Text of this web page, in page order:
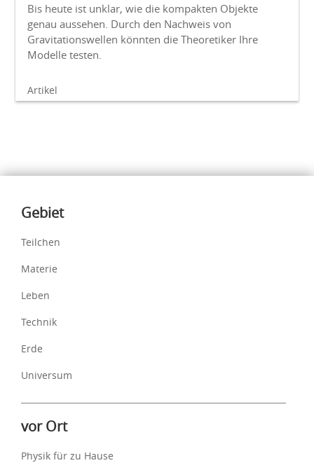
Bis heute ist unklar, wie die kompakten Objekte
genau aussehen. Durch den Nachweis von
Gravitationswellen könnten die Theoretiker Ihre
Modelle testen.
Artikel
Inhalte
Gebiet
Teilchen
Materie
Leben
Technik
Erde
Universum
vor Ort
Physik für zu Hause